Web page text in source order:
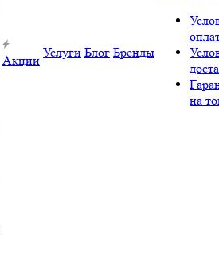
Акции
Услуги Блог Бренды
на